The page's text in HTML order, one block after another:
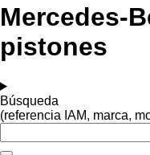
Mercedes-
pistones
Búsqueda
(referencia IAM, marca,